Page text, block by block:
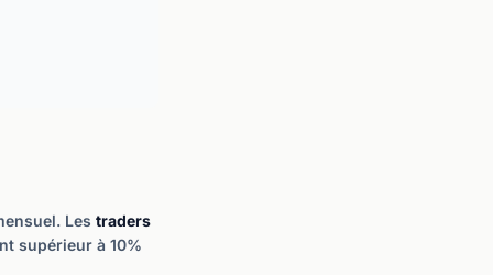
Les traders
supérieur à 10%